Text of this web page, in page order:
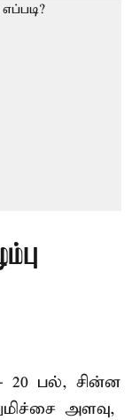
20 பல், சின்ன
அளவு,